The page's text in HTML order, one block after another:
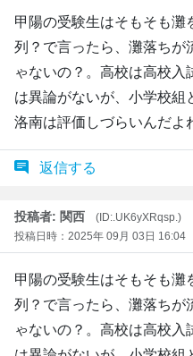
甲陽の受験生はそもそも灘
列？で言ったら、灘落ちが
ゃないの？。高校は高校
は異論がないが、小学校組
洛南は評価しづらいんだよ
返信する
投稿者: 関西
(ID:.UK6yXRqsp.)
投稿日時：2025年 09月 03日 16:04
甲陽の受験生はそもそも灘
列？で言ったら、灘落ちが
ゃないの？。高校は高校